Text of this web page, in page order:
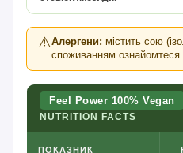
⚠️Алергени: містить сою
споживанням ознайомтеся
Feel Power 100% Vegan
NUTRITION FACTS
ПОКАЗНИК